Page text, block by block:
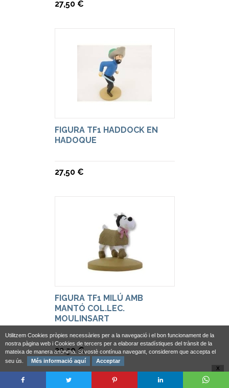
27,50 €
FIGURA TF1 HADDOCK EN
HADOQUE
27,50 €
FIGURA TF1 MILÚ AMB
MANTÓ COL.LEC.
MOULINSART
22,50 €
Utilitzem Cookies pròpies necessàries per a la navegació i el bon funcionament de la
nostra pàgina web i Cookies de tercers per a elaborar estadístiques del trànsit de la
mateixa de manera anònima. Si vostè contínua navegant, considerem que accepta el
seu ús.
Més informació aquí Acceptar
X